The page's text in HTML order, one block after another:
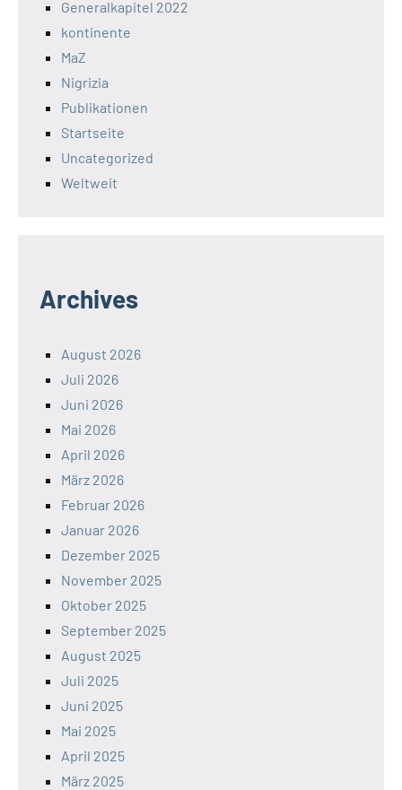
Generalkapitel 2022
kontinente
MaZ
Nigrizia
Publikationen
Startseite
Uncategorized
Weltweit
Archives
August 2026
Juli 2026
Juni 2026
Mai 2026
April 2026
März 2026
Februar 2026
Januar 2026
Dezember 2025
November 2025
Oktober 2025
September 2025
August 2025
Juli 2025
Juni 2025
Mai 2025
April 2025
März 2025